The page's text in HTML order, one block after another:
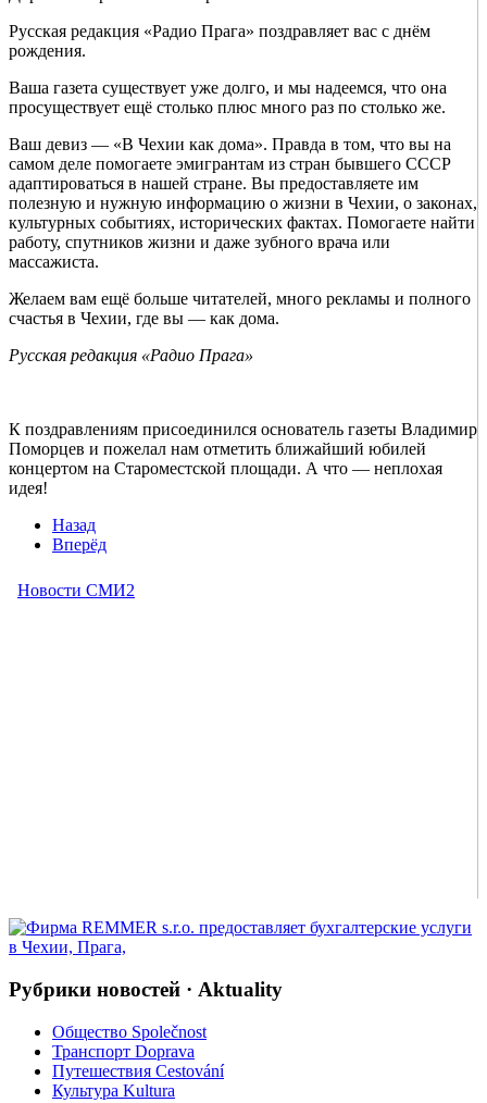
Русская редакция «Радио Прага» поздравляет вас с днём
рождения.
Ваша газета существует уже долго, и мы надеемся, что она
просуществует ещё столько плюс много раз по столько же.
Ваш девиз — «В Чехии как дома». Правда в том, что вы на
самом деле помогаете эмигрантам из стран бывшего СССР
адаптироваться в нашей стране. Вы предоставляете им
полезную и нужную информацию о жизни в Чехии, о законах,
культурных событиях, исторических фактах. Помогаете найти
работу, спутников жизни и даже зубного врача или
массажиста.
Желаем вам ещё больше читателей, много рекламы и полного
счастья в Чехии, где вы — как дома.
Русская редакция «Радио Прага»
К поздравлениям присоединился основатель газеты Владимир
Поморцев и пожелал нам отметить ближайший юбилей
концертом на Староместской площади. А что — неплохая
идея!
Назад
Вперёд
Рубрики новостей · Aktuality
Общество Společnost
Транспорт Doprava
Путешествия Cestování
Культура Kultura